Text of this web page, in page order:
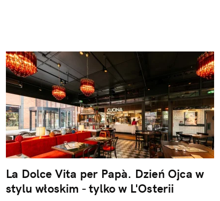
La Dolce Vita per Papà. Dzień Ojca w
stylu włoskim - tylko w L'Osterii